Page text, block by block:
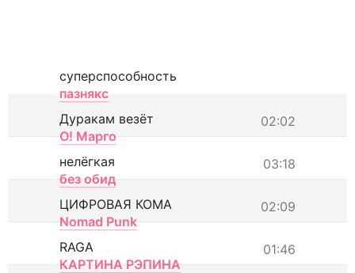
суперспособность
пазнякс
02:02
Дуракам везёт
О! Марго
03:18
нелёгкая
без обид
02:09
ЦИФРОВАЯ КОМА
Nomad Punk
01:46
RAGA
КАРТИНА РЭПИНА